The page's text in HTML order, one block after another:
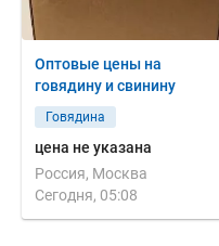
Оптовые цены на
говядину и свинину
Говядина
цена не указана
Россия, Москва
Сегодня, 05:08